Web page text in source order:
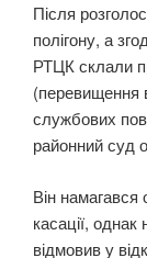
Після
полігону, а
РТЦК склали
(перевищення
службових
районний суд
Він намагався
касації,
відмовив у